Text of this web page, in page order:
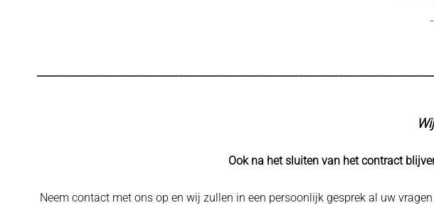
Ook na het sluiten van het contract
Neem contact met ons op en wij zullen in een persoonlijk gesprek al uw